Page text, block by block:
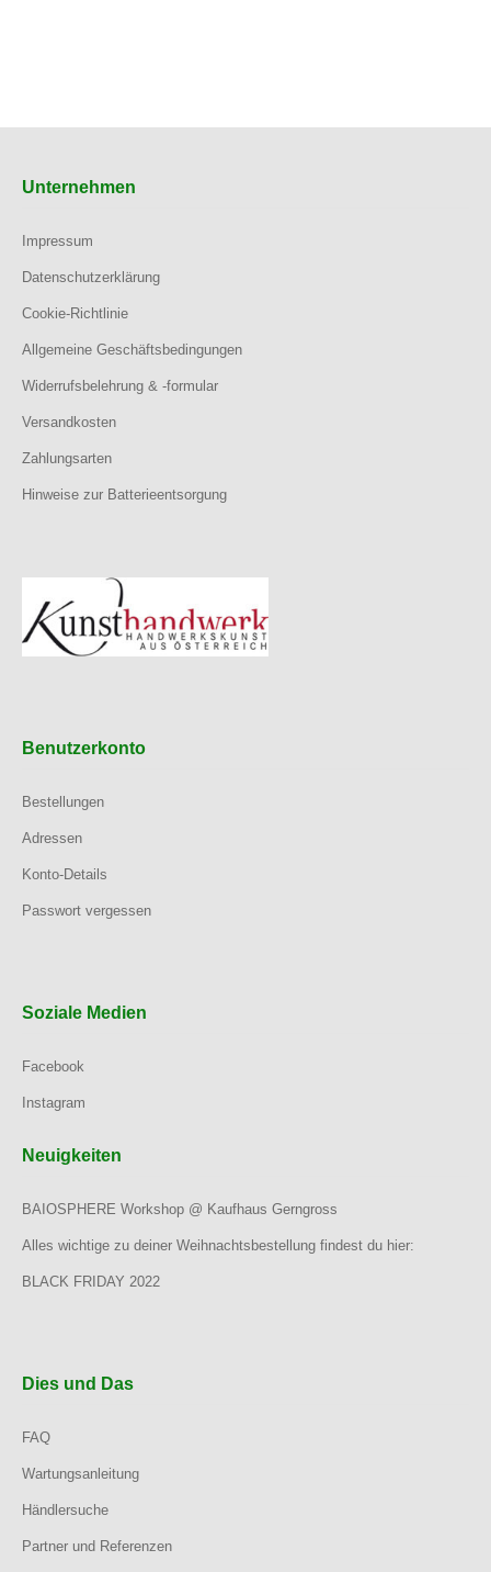
Unternehmen
Impressum
Datenschutzerklärung
Cookie-Richtlinie
Allgemeine Geschäftsbedingungen
Widerrufsbelehrung & -formular
Versandkosten
Zahlungsarten
Hinweise zur Batterieentsorgung
Benutzerkonto
Bestellungen
Adressen
Konto-Details
Passwort vergessen
Soziale Medien
Facebook
Instagram
Neuigkeiten
BAIOSPHERE Workshop @ Kaufhaus Gerngross
Alles wichtige zu deiner Weihnachtsbestellung findest du hier:
BLACK FRIDAY 2022
Dies und Das
FAQ
Wartungsanleitung
Händlersuche
Partner und Referenzen